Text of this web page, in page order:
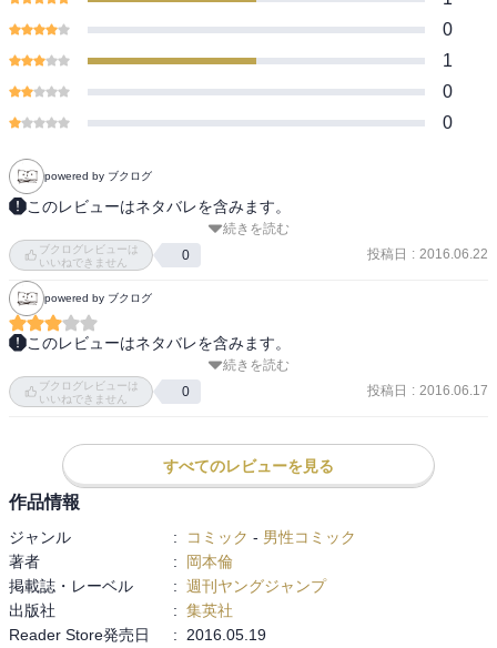
0
1
0
0
powered by ブクログ
このレビューはネタバレを含みます。
カズミ達がアッサリ引いたと思ったら、そうか奈波だからアフロデ
ィーテが見えてないのか。
村上がソーサリアンのリザーブなら、事故とかで不意に死んでしま
わないように監視とか付けないかな？普通は。
で、そこから魔女の存在が発覚しそうなものだけど、ちょっとシナ
リオの都合感があるなぁ。
また、幾ら相手が父親だからとはいえ、魔女に関わっていたことを
ついでに流石に 0.01% の奇跡が２回も起きるのもシナリオの都合感
がある。
男の足で歩いて二日の距離を、いくらその二日に睡眠などの移動し
ない時間が含まれているとはいえ、あんな華奢な女の子が走って半
日って・・・。
しかも一人は先日まで寝たきりだったというのに。
続きを読む
ブクログレビューは
いいねできません
0 投稿日 : 2016.06.22
powered by ブクログ
このレビューはネタバレを含みます。
急になつみがでてきてなんだそりゃって言う感じがします。
確かに人間の脳のという話はありましたがね。
族に一体何があったのかはわからないままですね。
母親も話題があったかわからないし。なつみの協力があったにして
も、そこまで簡単に侵入できるものなのかな？（カズミのちからが
強いってのはありそうだけど）。
おそらく、この急展開は打ち切りとかそういうのがきまってたから
いろいろ省いたんじゃないかって感じがします。
続きを読む
ブクログレビューは
いいねできません
0 投稿日 : 2016.06.17
すべてのレビューを見る
作品情報
ジャンル : コミック - 男性コミック
著者
:
岡本倫
掲載誌・レーベル
: 週刊ヤングジャンプ
出版社
: 集英社
Reader Store発売日
:
2016.05.19